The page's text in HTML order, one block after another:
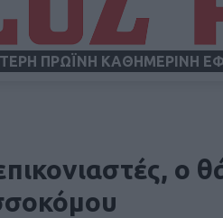
ΠΡΩΪΝΗ ΚΑΘΗΜΕΡΙΝΗ
ο